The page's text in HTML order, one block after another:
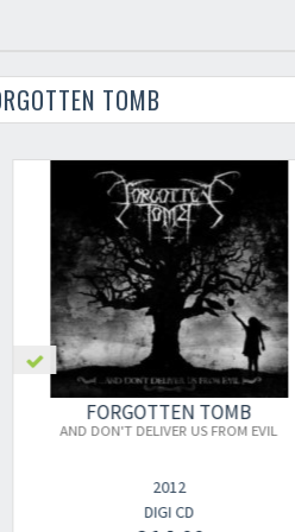
TOMB
FORGOTTEN TOMB
HURT YOURSELF AND THE ONES
Your registration